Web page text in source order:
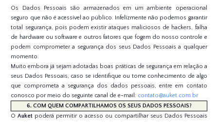
Os Dados Pessoais são armazenados em um ambiente operacional
seguro que não é acessível ao público. Infelizmente não podemos garantir
total segurança, pois podem existir ataques maliciosos de hackers, falha
de hardware ou software e outros fatores que fogem do nosso controle e
podem comprometer a segurança dos seus Dados Pessoais a qualquer
momento.
Muito embora já sejam adotadas boas práticas de segurança em relação a
seus Dados Pessoais, caso se identifique ou tome conhecimento de algo
que comprometa a segurança dos dados pessoais, entre em contato
conosco por meio do seguinte canal de e-mail: contato@auket.com.br
6. COM QUEM COMPARTILHAMOS OS SEUS DADOS PESSOAIS?
OAuket poderá permitir o acesso ou compartilhar seus Dados Pessoais